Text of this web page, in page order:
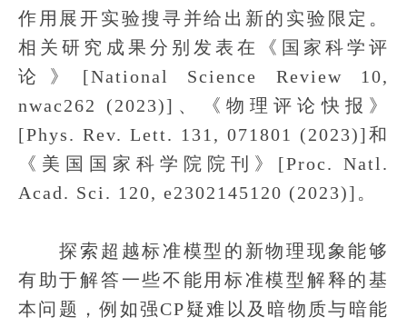
作用展开实验搜寻并给出新的实验限定。
相关研究成果分别发表在《国家科学评
论》[National Science Review 10,
nwac262 (2023)]、《物理评论快报》
[Phys. Rev. Lett. 131, 071801 (2023)]和
《美国国家科学院院刊》[Proc. Natl.
Acad. Sci. 120, e2302145120 (2023)]。
探索超越标准模型的新物理现象能够
有助于解答一些不能用标准模型解释的基
本问题，例如强CP疑难以及暗物质与暗能